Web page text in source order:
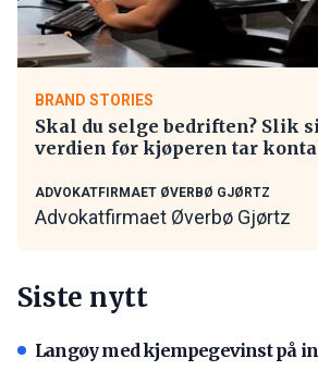
BRAND STORIES
Skal du selge bedriften? Slik
verdien før kjøperen tar
ADVOKATFIRMAET ØVERBØ GJØRTZ
Advokatfirmaet Øverbø Gjørtz
Siste nytt
Langøy med kjempegevinst på